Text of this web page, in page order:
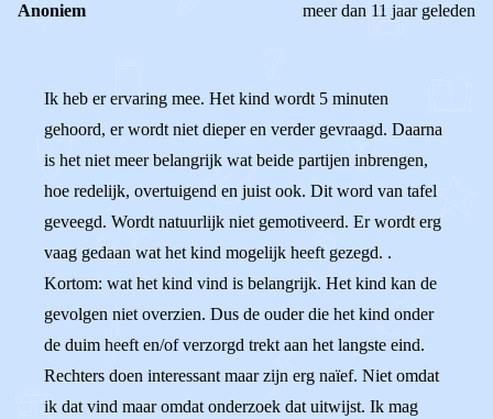
Anoniem meer dan 11 jaar geleden
Ik heb er ervaring mee. Het kind wordt 5 minuten
gehoord, er wordt niet dieper en verder gevraagd. Daarna
is het niet meer belangrijk wat beide partijen inbrengen,
hoe redelijk, overtuigend en juist ook. Dit word van tafel
geveegd. Wordt natuurlijk niet gemotiveerd. Er wordt erg
vaag gedaan wat het kind mogelijk heeft gezegd. .
Kortom: wat het kind vind is belangrijk. Het kind kan de
gevolgen niet overzien. Dus de ouder die het kind onder
de duim heeft en/of verzorgd trekt aan het langste eind.
Rechters doen interessant maar zijn erg naïef. Niet omdat
ik dat vind maar omdat onderzoek dat uitwijst. Ik mag